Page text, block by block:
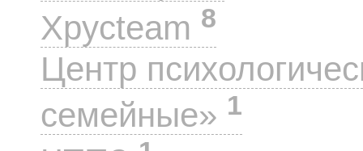
Хрусteam 8
Центр
семейные» 1